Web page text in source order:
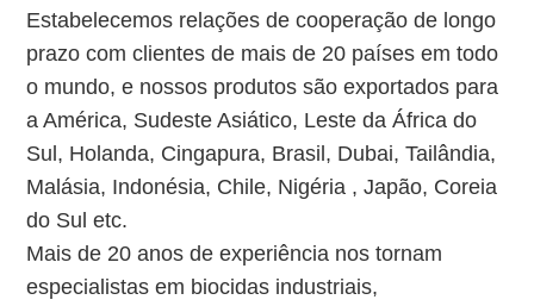
Estabelecemos relações de cooperação de longo
prazo com clientes de mais de 20 países em todo
o mundo, e nossos produtos são exportados para
a América, Sudeste Asiático, Leste da África do
Sul, Holanda, Cingapura, Brasil, Dubai, Tailândia,
Malásia, Indonésia, Chile, Nigéria , Japão, Coreia
do Sul etc.
Mais de 20 anos de experiência nos tornam
especialistas em biocidas industriais,